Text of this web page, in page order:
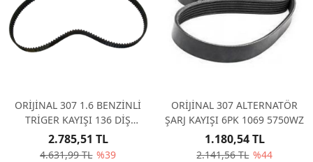
ORİJİNAL 307 1.6 BENZİNLİ
TRİGER KAYIŞI 136 DİŞ
0816H6
4.631,99 TL %39
2.785,51 TL
ORİJİNAL 307 ALTERNATÖR
ŞARJ KAYIŞI 6PK 1069 5750WZ
2.141,56 TL %44
1.180,54 TL